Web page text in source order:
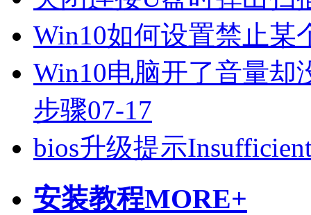
Win10如何设置禁止某
Win10电脑开了音量却
步骤07-17
bios升级提示
安装教程MORE+